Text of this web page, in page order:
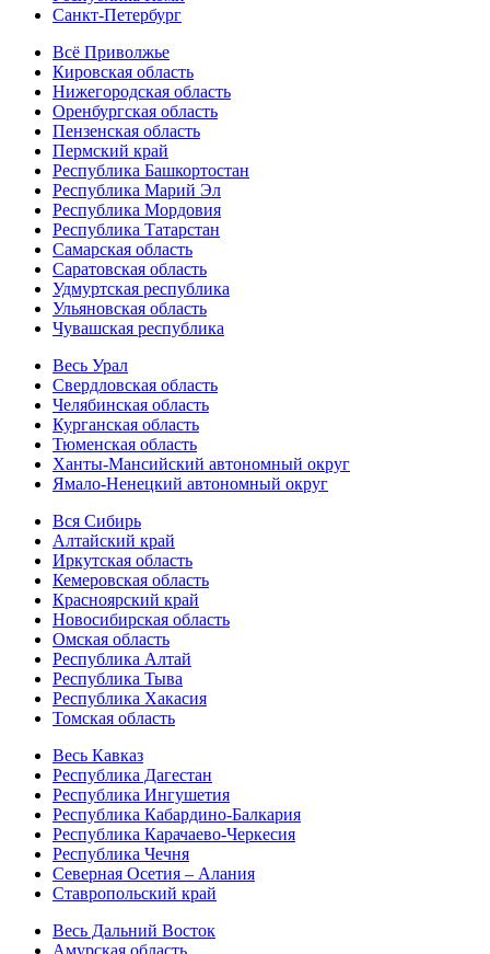
Санкт-Петербург
Всё Приволжье
Кировская область
Нижегородская область
Оренбургская область
Пензенская область
Пермский край
Республика Башкортостан
Республика Марий Эл
Республика Мордовия
Республика Татарстан
Самарская область
Саратовская область
Удмуртская республика
Ульяновская область
Чувашская республика
Весь Урал
Свердловская область
Челябинская область
Курганская область
Тюменская область
Ханты-Мансийский автономный округ
Ямало-Ненецкий автономный округ
Вся Сибирь
Алтайский край
Иркутская область
Кемеровская область
Красноярский край
Новосибирская область
Омская область
Республика Алтай
Республика Тыва
Республика Хакасия
Томская область
Весь Кавказ
Республика Дагестан
Республика Ингушетия
Республика Кабардино-Балкария
Республика Карачаево-Черкесия
Республика Чечня
Северная Осетия – Алания
Ставропольский край
Весь Дальний Восток
Амурская область